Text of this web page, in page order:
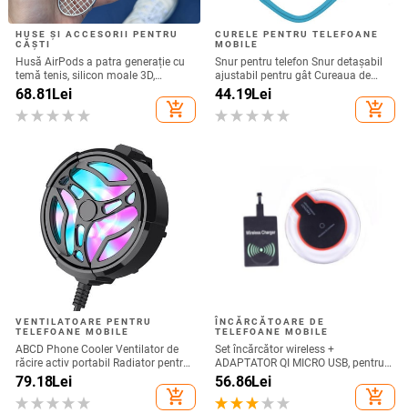
HUSE ȘI ACCESORII PENTRU
CĂȘTI
Husă AirPods a patra generație cu
temă tenis, silicon moale 3D,
compatibilă cu AirPods 3 și Pro 2
68.81 Lei
add_shopping_cart
CURELE PENTRU TELEFOANE
MOBILE
Snur pentru telefon Snur detașabil
ajustabil pentru gât Cureaua de
șnur pentru accesorii pentru telefon
mobil Snur pentru telefon mobil
Curele universale pentru gât
44.19Lei
add_shopping_cart
VENTILATOARE PENTRU
TELEFOANE MOBILE
ABCD Phone Cooler Ventilator de
răcire activ portabil Radiator pentru
telefon mobil pentru jocuri
79.18Lei
add_shopping_cart
ÎNCĂRCĂTOARE DE
TELEFOANE MOBILE
Set încărcător wireless +
ADAPTATOR QI MICRO USB, pentru
telefon + receptor wireless Qi cu
micro USB-culoare neagră
56.86Lei
add_shopping_cart